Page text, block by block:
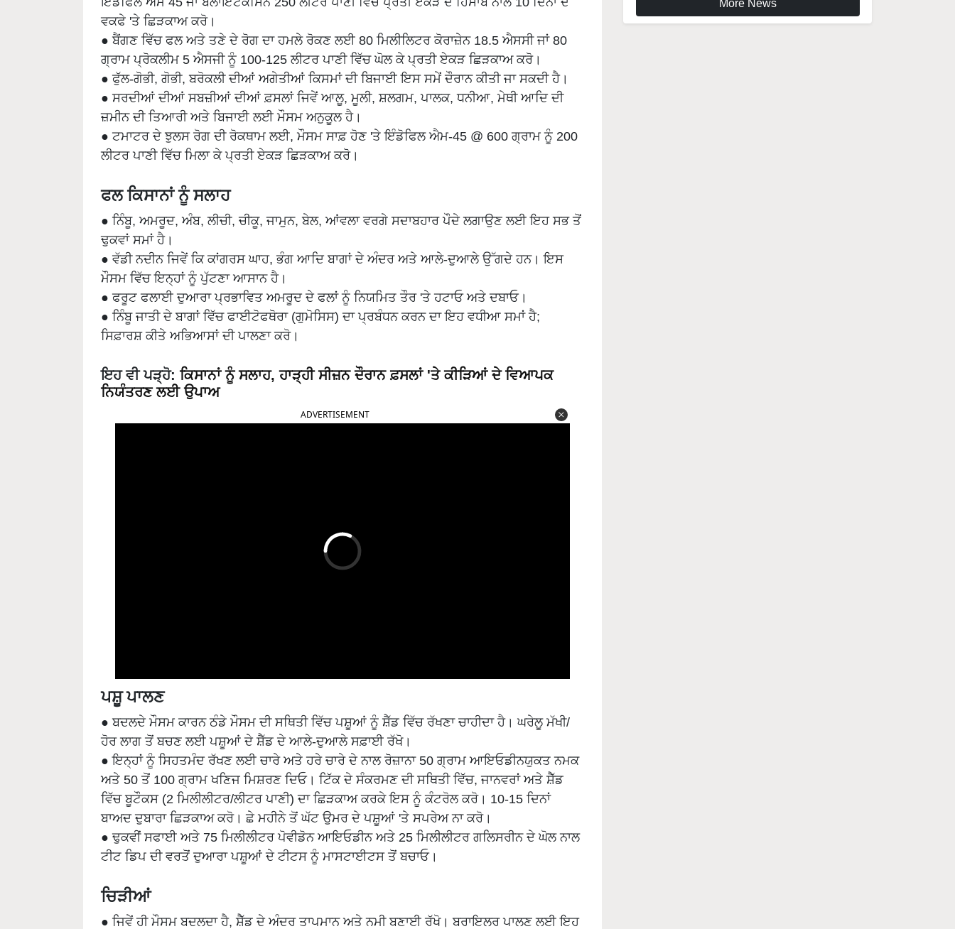
ਵਕਫੇ 'ਤੇ ਛਿੜਕਾਅ ਕਰੋ।
● ਬੈਂਗਣ ਵਿੱਚ ਫਲ ਅਤੇ ਤਣੇ ਦੇ ਰੋਗ ਦਾ ਹਮਲੇ ਰੋਕਣ ਲਈ 80 ਮਿਲੀਲਿਟਰ ਕੋਰਾਜ਼ੇਨ 18.5 ਐਸਸੀ ਜਾਂ 80
ਗ੍ਰਾਮ ਪ੍ਰੋਕਲੀਮ 5 ਐਸਜੀ ਨੂੰ 100-125 ਲੀਟਰ ਪਾਣੀ ਵਿੱਚ ਘੋਲ ਕੇ ਪ੍ਰਤੀ ਏਕੜ ਛਿੜਕਾਅ ਕਰੋ।
● ਫੁੱਲ-ਗੋਭੀ, ਗੋਭੀ, ਬਰੋਕਲੀ ਦੀਆਂ ਅਗੇਤੀਆਂ ਕਿਸਮਾਂ ਦੀ ਬਿਜਾਈ ਇਸ ਸਮੇਂ ਦੌਰਾਨ ਕੀਤੀ ਜਾ ਸਕਦੀ ਹੈ।
● ਸਰਦੀਆਂ ਦੀਆਂ ਸਬਜ਼ੀਆਂ ਦੀਆਂ ਫ਼ਸਲਾਂ ਜਿਵੇਂ ਆਲੂ, ਮੂਲੀ, ਸ਼ਲਗਮ, ਪਾਲਕ, ਧਨੀਆ, ਮੇਥੀ ਆਦਿ ਦੀ
ਜ਼ਮੀਨ ਦੀ ਤਿਆਰੀ ਅਤੇ ਬਿਜਾਈ ਲਈ ਮੌਸਮ ਅਨੁਕੂਲ ਹੈ।
● ਟਮਾਟਰ ਦੇ ਝੁਲਸ ਰੋਗ ਦੀ ਰੋਕਥਾਮ ਲਈ, ਮੌਸਮ ਸਾਫ਼ ਹੋਣ 'ਤੇ ਇੰਡੋਫਿਲ ਐਮ-45 @ 600 ਗ੍ਰਾਮ ਨੂੰ 200
ਲੀਟਰ ਪਾਣੀ ਵਿੱਚ ਮਿਲਾ ਕੇ ਪ੍ਰਤੀ ਏਕੜ ਛਿੜਕਾਅ ਕਰੋ।
ਫਲ ਕਿਸਾਨਾਂ ਨੂੰ ਸਲਾਹ
● ਨਿੰਬੂ, ਅਮਰੂਦ, ਅੰਬ, ਲੀਚੀ, ਚੀਕੂ, ਜਾਮੁਨ, ਬੇਲ, ਆਂਵਲਾ ਵਰਗੇ ਸਦਾਬਹਾਰ ਪੌਦੇ ਲਗਾਉਣ ਲਈ ਇਹ ਸਭ ਤੋਂ
ਢੁਕਵਾਂ ਸਮਾਂ ਹੈ।
● ਵੱਡੀ ਨਦੀਨ ਜਿਵੇਂ ਕਿ ਕਾਂਗਰਸ ਘਾਹ, ਭੰਗ ਆਦਿ ਬਾਗਾਂ ਦੇ ਅੰਦਰ ਅਤੇ ਆਲੇ-ਦੁਆਲੇ ਉੱਗਦੇ ਹਨ। ਇਸ
ਮੌਸਮ ਵਿੱਚ ਇਨ੍ਹਾਂ ਨੂੰ ਪੁੱਟਣਾ ਆਸਾਨ ਹੈ।
● ਫਰੂਟ ਫਲਾਈ ਦੁਆਰਾ ਪ੍ਰਭਾਵਿਤ ਅਮਰੂਦ ਦੇ ਫਲਾਂ ਨੂੰ ਨਿਯਮਿਤ ਤੌਰ 'ਤੇ ਹਟਾਓ ਅਤੇ ਦਬਾਓ।
● ਨਿੰਬੂ ਜਾਤੀ ਦੇ ਬਾਗਾਂ ਵਿੱਚ ਫਾਈਟੋਫਥੋਰਾ (ਗੁਮੋਸਿਸ) ਦਾ ਪ੍ਰਬੰਧਨ ਕਰਨ ਦਾ ਇਹ ਵਧੀਆ ਸਮਾਂ ਹੈ;
ਸਿਫ਼ਾਰਸ਼ ਕੀਤੇ ਅਭਿਆਸਾਂ ਦੀ ਪਾਲਣਾ ਕਰੋ।
ਇਹ ਵੀ ਪੜ੍ਹੋ: ਕਿਸਾਨਾਂ ਨੂੰ ਸਲਾਹ, ਹਾੜ੍ਹੀ ਸੀਜ਼ਨ ਦੌਰਾਨ ਫ਼ਸਲਾਂ 'ਤੇ ਕੀੜਿਆਂ ਦੇ ਵਿਆਪਕ
ਨਿਯੰਤਰਣ ਲਈ ਉਪਾਅ
ADVERTISEMENT
ਪਸ਼ੂ ਪਾਲਣ
● ਬਦਲਦੇ ਮੌਸਮ ਕਾਰਨ ਠੰਡੇ ਮੌਸਮ ਦੀ ਸਥਿਤੀ ਵਿੱਚ ਪਸ਼ੂਆਂ ਨੂੰ ਸ਼ੈੱਡ ਵਿੱਚ ਰੱਖਣਾ ਚਾਹੀਦਾ ਹੈ। ਘਰੇਲੂ ਮੱਖੀ/
ਹੋਰ ਲਾਗ ਤੋਂ ਬਚਣ ਲਈ ਪਸ਼ੂਆਂ ਦੇ ਸ਼ੈੱਡ ਦੇ ਆਲੇ-ਦੁਆਲੇ ਸਫ਼ਾਈ ਰੱਖੋ।
● ਇਨ੍ਹਾਂ ਨੂੰ ਸਿਹਤਮੰਦ ਰੱਖਣ ਲਈ ਚਾਰੇ ਅਤੇ ਹਰੇ ਚਾਰੇ ਦੇ ਨਾਲ ਰੋਜ਼ਾਨਾ 50 ਗ੍ਰਾਮ ਆਇਓਡੀਨਯੁਕਤ ਨਮਕ
ਅਤੇ 50 ਤੋਂ 100 ਗ੍ਰਾਮ ਖਣਿਜ ਮਿਸ਼ਰਣ ਦਿਓ। ਟਿੱਕ ਦੇ ਸੰਕਰਮਣ ਦੀ ਸਥਿਤੀ ਵਿੱਚ, ਜਾਨਵਰਾਂ ਅਤੇ ਸ਼ੈੱਡ
ਵਿੱਚ ਬੂਟੌਕਸ (2 ਮਿਲੀਲੀਟਰ/ਲੀਟਰ ਪਾਣੀ) ਦਾ ਛਿੜਕਾਅ ਕਰਕੇ ਇਸ ਨੂੰ ਕੰਟਰੋਲ ਕਰੋ। 10-15 ਦਿਨਾਂ
ਬਾਅਦ ਦੁਬਾਰਾ ਛਿੜਕਾਅ ਕਰੋ। ਛੇ ਮਹੀਨੇ ਤੋਂ ਘੱਟ ਉਮਰ ਦੇ ਪਸ਼ੂਆਂ 'ਤੇ ਸਪਰੇਅ ਨਾ ਕਰੋ।
● ਢੁਕਵੀਂ ਸਫਾਈ ਅਤੇ 75 ਮਿਲੀਲੀਟਰ ਪੋਵੀਡੋਨ ਆਇਓਡੀਨ ਅਤੇ 25 ਮਿਲੀਲੀਟਰ ਗਲਿਸਰੀਨ ਦੇ ਘੋਲ ਨਾਲ
ਟੀਟ ਡਿਪ ਦੀ ਵਰਤੋਂ ਦੁਆਰਾ ਪਸ਼ੂਆਂ ਦੇ ਟੀਟਸ ਨੂੰ ਮਾਸਟਾਈਟਸ ਤੋਂ ਬਚਾਓ।
ਚਿੜੀਆਂ
● ਜਿਵੇਂ ਹੀ ਮੌਸਮ ਬਦਲਦਾ ਹੈ, ਸ਼ੈੱਡ ਦੇ ਅੰਦਰ ਤਾਪਮਾਨ ਅਤੇ ਨਮੀ ਬਣਾਈ ਰੱਖੋ। ਬਰਾਇਲਰ ਪਾਲਣ ਲਈ ਇਹ
More News